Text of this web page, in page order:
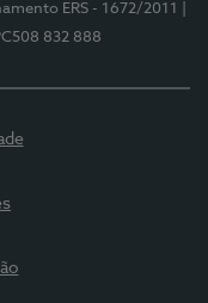
ERS - 1672/2011
832 888